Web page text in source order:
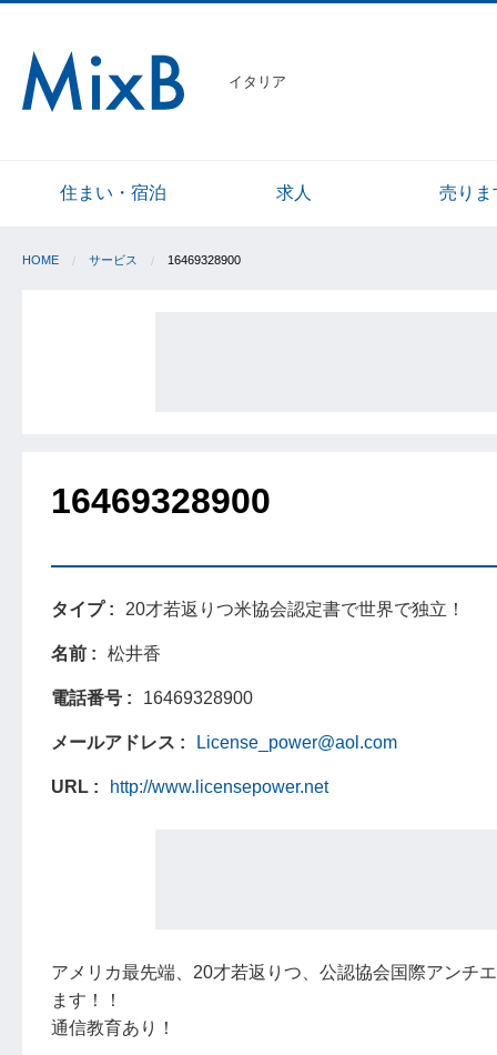
イタリア
住まい・宿泊 求人 売りま
HOME サービス 16469328900
16469328900
タイプ 20才若返りつ米協会認定書で世界で独立！
名前 松井香
電話番号 16469328900
メールアドレス License_power@aol.com
URL http://www.licensepower.net
アメリカ最先端、20才若返りつ、公認協会国際アンチ
ます！！
通信教育あり！